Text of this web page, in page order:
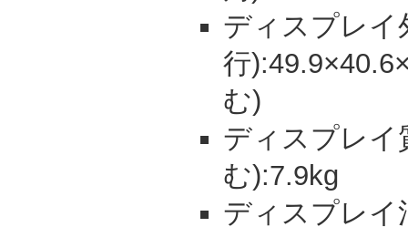
ディスプレイ
行
む)
ディスプレイ
む):7.9kg
ディスプレイ